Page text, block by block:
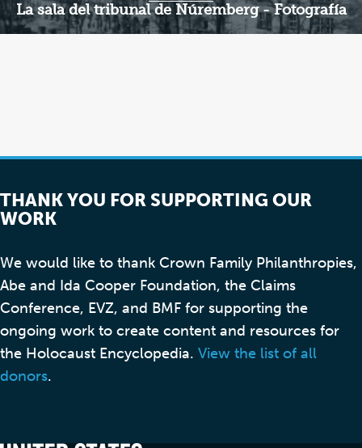
La sala del tribunal de Núremberg - Fotografía
THANK YOU FOR SUPPORTING OUR
WORK
We would like to thank Crown Family Philanthropies,
Abe and Ida Cooper Foundation, the Claims
Conference, EVZ, and BMF for supporting the
ongoing work to create content and resources for
the Holocaust Encyclopedia. View the list of all
donors.